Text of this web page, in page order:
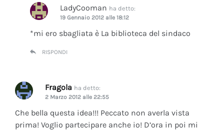
LadyCooman ha detto:
19 Gennaio 2012 alle 18:12
*mi ero sbagliata è La biblioteca del sindaco
RISPONDI
Fragola ha detto:
2 Marzo 2012 alle 22:55
Che bella questa idea!!! Peccato non averla vista
prima! Voglio partecipare anche io! D’ora in poi mi